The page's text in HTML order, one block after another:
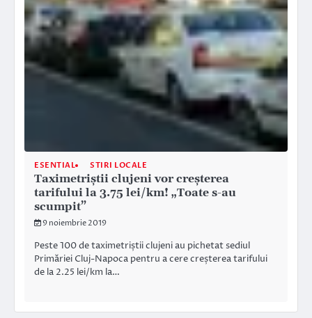
ESENTIAL STIRI LOCALE
Taximetriștii clujeni vor creșterea
tarifului la 3.75 lei/km! „Toate s-au
scumpit”
9 noiembrie 2019
Peste 100 de taximetriștii clujeni au pichetat sediul
Primăriei Cluj-Napoca pentru a cere creșterea tarifului
de la 2.25 lei/km la…